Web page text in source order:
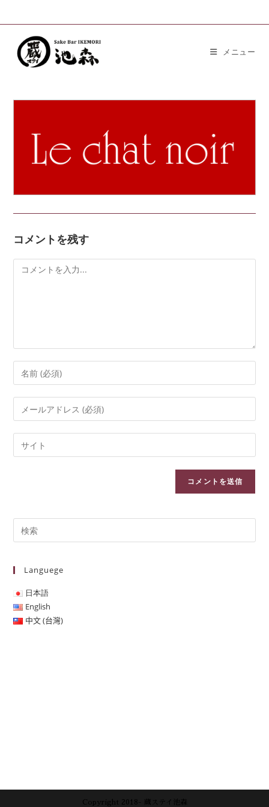
メニュー
コメントを残す
Languege
日本語
English
中文 (台灣)
Copyright 2018- 蔵ステイ池森